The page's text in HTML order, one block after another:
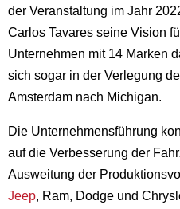
der Veranstaltung im Jahr
Carlos Tavares seine Vision
Unternehmen mit 14 Marken
sich sogar in der Verlegung
Amsterdam nach Michigan.
Die Unternehmensführung
auf die Verbesserung der
Ausweitung der
Jeep, Ram, Dodge und